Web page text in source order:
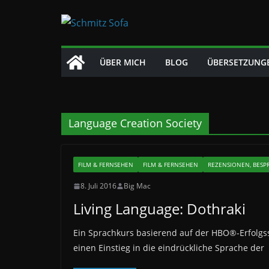
ÜBER MICH BLOG
Language Creation Society
FILM & FERNSEHEN FILM & FERNSEHEN REZENSIONEN,
8. Juli 2016 Big Mac
Living Language: Dothraki
Ein Sprachkurs basierend auf der HBO®-
einen Einstieg in die eindrückliche Sprache der